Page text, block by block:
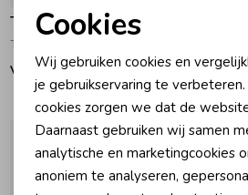
Beenmode
Rompers
Ondergoed
Regenkleding &-laarzen
Tommy Hilfiger
Vanaf 24,90
Noodzakelijke cookies
Personalisatie cookies
Analytische cookies
Marketing cookies
Cookies
Wij gebruiken cookies en
je gebruikservaring te
cookies zorgen we dat de
Daarnaast gebruiken wij samen
analytische en marketingcookies
anoniem te analyseren,